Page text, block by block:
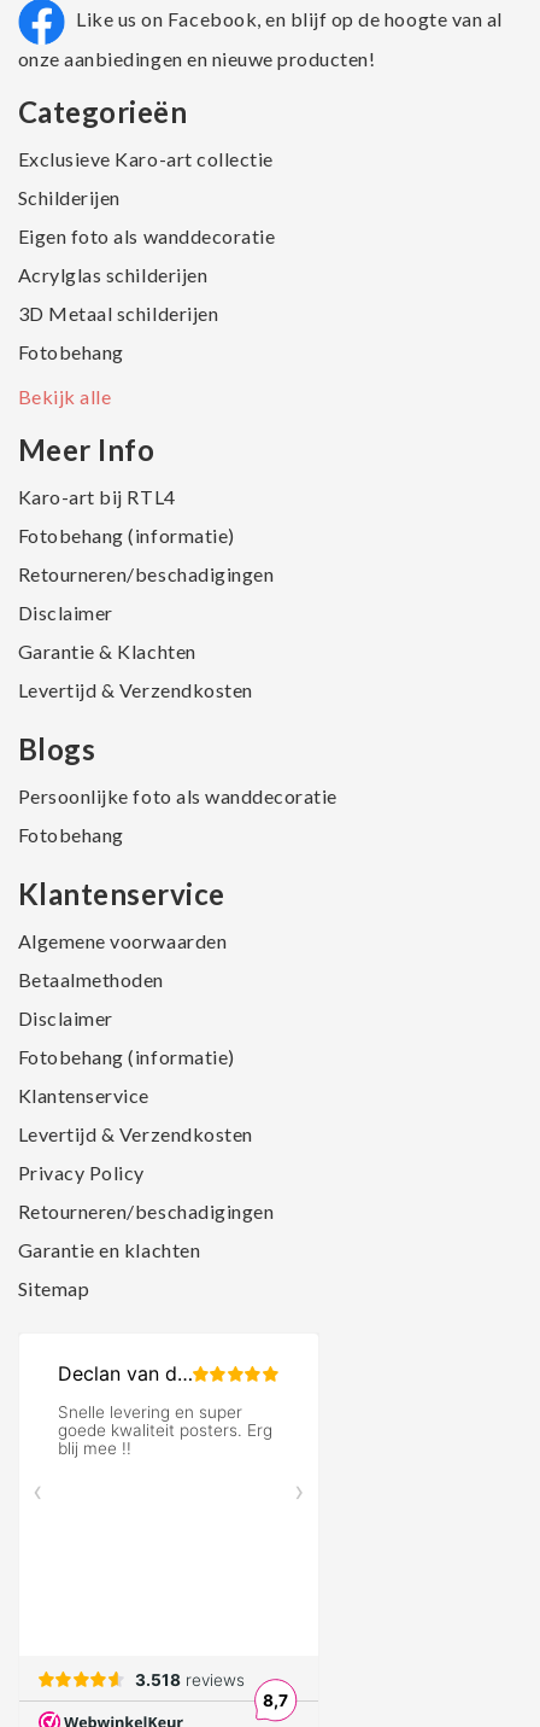
Like us on Facebook, en blijf op de hoogte van al
onze aanbiedingen en nieuwe producten!
Categorieën
Exclusieve Karo-art collectie
Schilderijen
Eigen foto als wanddecoratie
Acrylglas schilderijen
3D Metaal schilderijen
Fotobehang
Bekijk alle
Meer Info
Karo-art bij RTL4
Fotobehang (informatie)
Retourneren/beschadigingen
Disclaimer
Garantie & Klachten
Levertijd & Verzendkosten
Blogs
Persoonlijke foto als wanddecoratie
Fotobehang
Klantenservice
Algemene voorwaarden
Betaalmethoden
Disclaimer
Fotobehang (informatie)
Klantenservice
Levertijd & Verzendkosten
Privacy Policy
Retourneren/beschadigingen
Garantie en klachten
Sitemap